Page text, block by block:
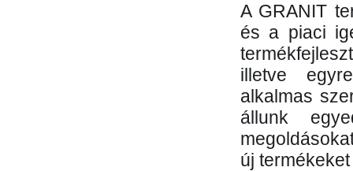
A GRANIT
és a piaci
illetve
alkalmas
állunk
új